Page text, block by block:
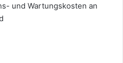
und Wartungskosten an